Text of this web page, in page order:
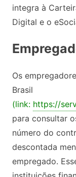
integra à
Digital e o
Os
Brasil
(link: https://
para consultar
número do
descontada
empregado.